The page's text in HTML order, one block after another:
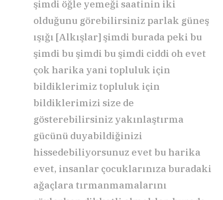
şimdi öğle yemeği saatinin iki
olduğunu görebilirsiniz parlak güneş
ışığı [Alkışlar] şimdi burada peki bu
şimdi bu şimdi bu şimdi ciddi oh evet
çok harika yani topluluk için
bildiklerimiz topluluk için
bildiklerimizi size de
gösterebilirsiniz yakınlaştırma
gücünü duyabildiğinizi
hissedebiliyorsunuz evet bu harika
evet, insanlar çocuklarınıza buradaki
ağaçlara tırmanmamalarını